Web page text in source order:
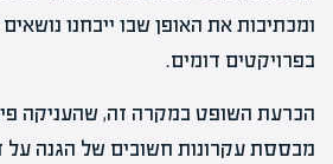
ומכתיבות את האופן שבו ייבחנו נושאים
בפרויקטים דומים.
הכרעת השופט במקרה זה, שהעניקה
מבססת עקרונות חשובים של הגנה על